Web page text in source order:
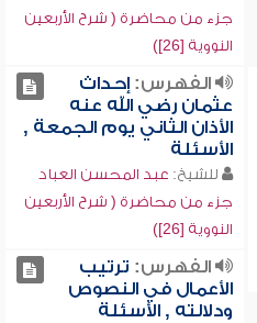
جزء من محاضرة ( شرح الأربعين
النووية [26])
الفهرس:إحداث
عثمان رضي الله عنه
الأذان الثاني يوم الجمعة ,
الأسئلة
للشيخ: عبد المحسن العباد
جزء من محاضرة ( شرح الأربعين
النووية [26])
الفهرس: ترتيب
الأعمال في النصوص
ودلالته , الأسئلة